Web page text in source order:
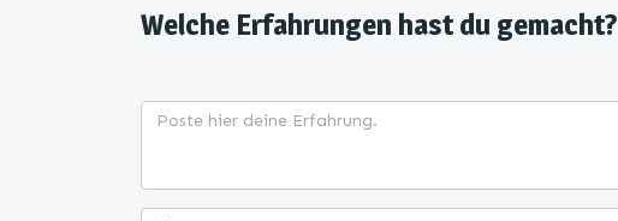
Welche Erfahrungen hast du gemacht?